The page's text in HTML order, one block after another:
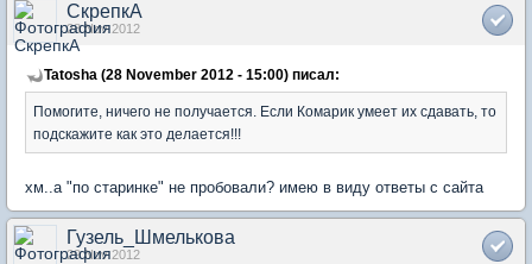
СкрепкА
28 Nov 2012
Tatosha (28 November 2012 - 15:00) писал:
Помогите, ничего не получается. Если Комарик умеет их сдавать, то
подскажите как это делается!!!
хм..а "по старинке" не пробовали? имею в виду ответы с сайта
Гузель_Шмелькова
29 Nov 2012